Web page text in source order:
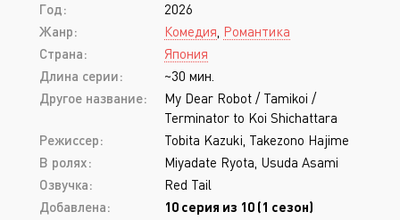
Год:
2026
Жанр:
Комедия Романтика
Страна:
Япония
Длина серии:
~30 мин.
Другое название:
My Dear Robot / Tamikoi /
Terminator to Koi Shichattara
Режиссер:
Tobita Kazuki, Takezono Hajime
В ролях:
Miyadate Ryota, Usuda Asami
Озвучка:
Red Tail
Добавлена:
10 серия из 10 (1 сезон)